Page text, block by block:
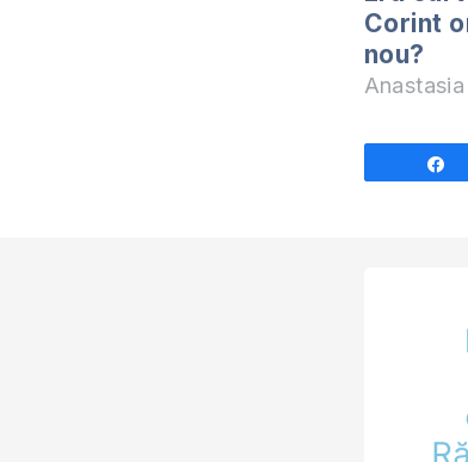
Corint
nou?